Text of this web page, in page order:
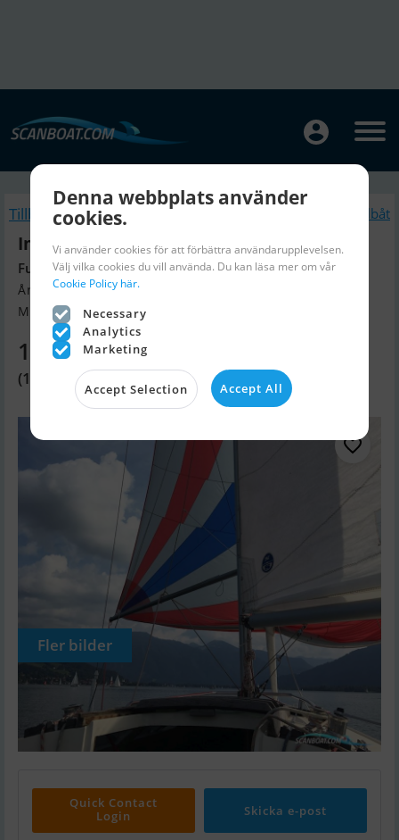
Tillbaka Liknande Segelbåt
International 806
Full Utrustning Finns För Tillfället i Lager
Årsmodell 1996, Segelbåt till salu
Miesbach, Tyskland
182 360 SEK
(16 900 EUR)
Fler bilder
Quick Contact
Login
Skicka e-post
Denna webbplats använder
cookies.
Vi använder cookies för att förbättra användarupplevelsen.
Välj vilka cookies du vill använda. Du kan läsa mer om vår
Cookie Policy här.
Necessary
Analytics
Marketing
Accept Selection Accept All